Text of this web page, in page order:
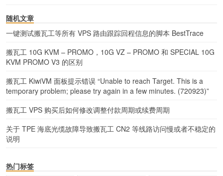
随机文章
一键测试搬瓦工等所有 VPS 路由跟踪回程信息的脚本 BestTrace
搬瓦工 10G KVM – PROMO，10G VZ – PROMO 和 SPECIAL 10G
KVM PROMO V3 的区别
搬瓦工 KiwiVM 面板提示错误 “Unable to reach Target. This is a
temporary problem; please try again in a few minutes. (720923)”
搬瓦工 VPS 购买后如何修改调整付款周期或续费周期
关于 TPE 海底光缆故障导致搬瓦工 CN2 等线路访问慢或者不稳定的
说明
热门标签